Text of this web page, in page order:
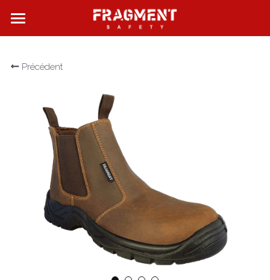
FRAGMENT SAFETY
QUI SOMMES NOUS ?
NOS PRODUITS
NOS BOUTIQUES
CONTACT
Rechercher
Français
Français
Précédent